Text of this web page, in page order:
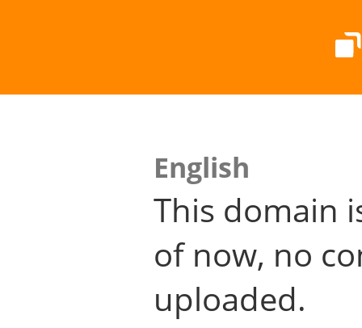
English
This domain
of now, no
uploaded.